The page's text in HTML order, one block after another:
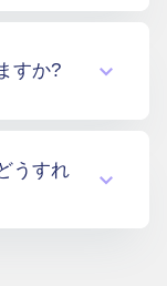
ンロードは
すか?
ないた
ありませ
うすれ